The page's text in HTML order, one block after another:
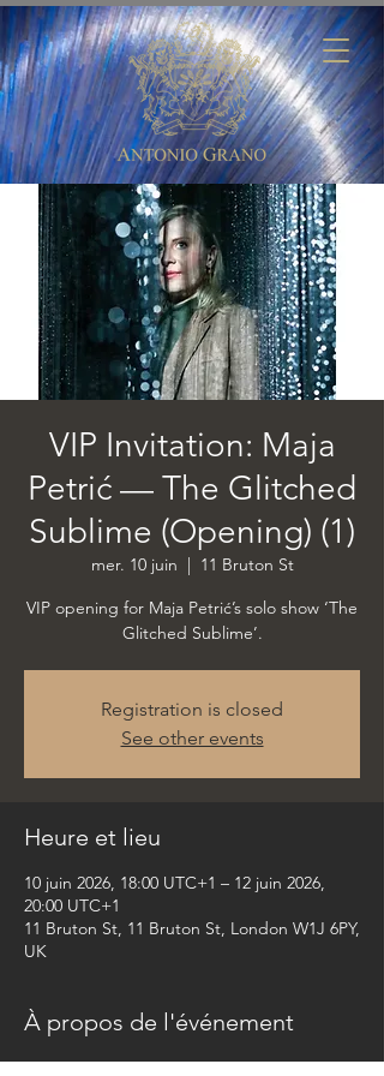
VIP Invitation: Maja
Petrić — The Glitched
Sublime (Opening) (1)
mer. 10 juin
  |
11 Bruton St
VIP opening for Maja Petrić’s solo show ‘The
Glitched Sublime’.
Registration is closed
See other events
Heure et lieu
10 juin 2026, 18:00 UTC+1 – 12 juin 2026,
20:00 UTC+1
11 Bruton St, 11 Bruton St, London W1J 6PY,
UK
À propos de l'événement
VIP opening for Maja Petrić’s upcoming solo